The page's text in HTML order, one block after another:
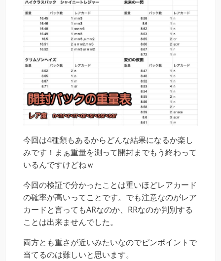
今回は4種類もあるからどんな結果になるか楽し
みです！まぁ重量を測って開封までもう終わって
いるんですけどねｗ
今回の検証で分かったことは重いほどレアカード
の確率が高いってことです。でも注意なのがレア
カードと言ってもARなのか、RRなのか判別する
ことは出来ませんでした。
両方とも重さが近いみたいなのでピンポイントで
当てるのは難しいと思います。